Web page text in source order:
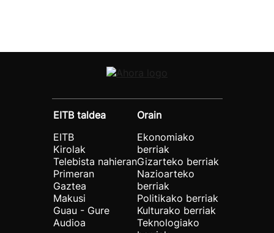
EITB taldea
EITB
Kirolak
Telebista nahieran
Primeran
Gaztea
Makusi
Guau - Gure
Audioa
Orain
Ekonomiako
berriak
Gizarteko berriak
Nazioarteko
berriak
Politikako berriak
Kulturako berriak
Teknologiako